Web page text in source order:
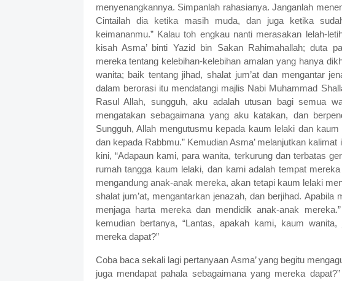
menyenangkannya. Simpanlah rahasianya. Janganlah
Cintailah dia ketika masih muda, dan juga ketika
keimananmu.” Kalau toh engkau nanti merasakan lelah-
kisah Asma’ binti Yazid bin Sakan Rahimahallah; duta
mereka tentang kelebihan-kelebihan amalan yang hanya
wanita; baik tentang jihad, shalat jum’at dan mengantar
dalam berorasi itu mendatangi majlis Nabi Muhammad
Rasul Allah, sungguh, aku adalah utusan bagi semua
mengatakan sebagaimana yang aku katakan, dan
Sungguh, Allah mengutusmu kepada kaum lelaki dan
dan kepada Rabbmu.” Kemudian Asma’ melanjutkan
kini, “Adapaun kami, para wanita, terkurung dan terbatas
rumah tangga kaum lelaki, dan kami adalah tempat
mengandung anak-anak mereka, akan tetapi kaum lelaki
shalat jum’at, mengantarkan jenazah, dan berjihad.
menjaga harta mereka dan mendidik anak-anak
kemudian bertanya, “Lantas, apakah kami, kaum
mereka dapat?”
Coba baca sekali lagi pertanyaan Asma’ yang begitu
juga mendapat pahala sebagaimana yang mereka